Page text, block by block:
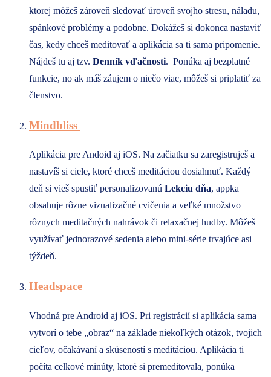
ktorej môžeš zároveň sledovať úroveň svojho stresu, náladu,
spánkové problémy a podobne. Dokážeš si dokonca nastaviť
čas, kedy chceš meditovať a aplikácia sa ti sama pripomenie.
Nájdeš tu aj tzv. Denník vďačnosti. Ponúka aj bezplatné
funkcie, no ak máš záujem o niečo viac, môžeš si priplatiť za
členstvo.
Mindbliss
Aplikácia pre Andoid aj iOS. Na začiatku sa zaregistruješ a
nastavíš si ciele, ktoré chceš meditáciou dosiahnuť. Každý
deň si vieš spustiť personalizovanú Lekciu dňa, appka
obsahuje rôzne vizualizačné cvičenia a veľké množstvo
rôznych meditačných nahrávok či relaxačnej hudby. Môžeš
využívať jednorazové sedenia alebo mini-série trvajúce asi
týždeň.
Headspace
Vhodná pre Android aj iOS. Pri registrácií si aplikácia sama
vytvorí o tebe „obraz“ na základe niekoľkých otázok, tvojich
cieľov, očakávaní a skúseností s meditáciou. Aplikácia ti
počíta celkové minúty, ktoré si premeditovala, ponúka